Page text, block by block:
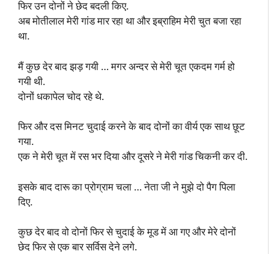
फिर उन दोनों ने छेद बदली किए.
अब मोतीलाल मेरी गांड मार रहा था और इब्राहिम मेरी चुत बजा रहा
था.
मैं कुछ देर बाद झड़ गयी … मगर अन्दर से मेरी चूत एकदम गर्म हो
गयी थी.
दोनों धकापेल चोद रहे थे.
फिर और दस मिनट चुदाई करने के बाद दोनों का वीर्य एक साथ छूट
गया.
एक ने मेरी चूत में रस भर दिया और दूसरे ने मेरी गांड चिकनी कर दी.
इसके बाद दारू का प्रोग्राम चला … नेता जी ने मुझे दो पैग पिला
दिए.
कुछ देर बाद वो दोनों फिर से चुदाई के मूड में आ गए और मेरे दोनों
छेद फिर से एक बार सर्विस देने लगे.